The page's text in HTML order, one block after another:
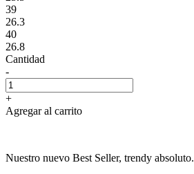
39
26.3
40
26.8
Cantidad
-
+
Agregar al carrito
Nuestro nuevo Best Seller, trendy absoluto.